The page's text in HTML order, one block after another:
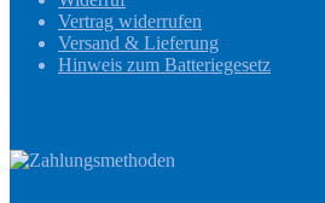
Vertrag widerrufen
Versand & Lieferung
Hinweis zum Batteriegesetz